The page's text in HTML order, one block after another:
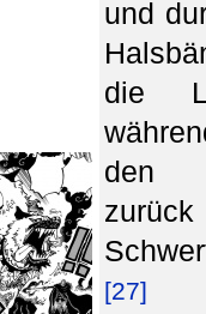
und
die
den
[27]